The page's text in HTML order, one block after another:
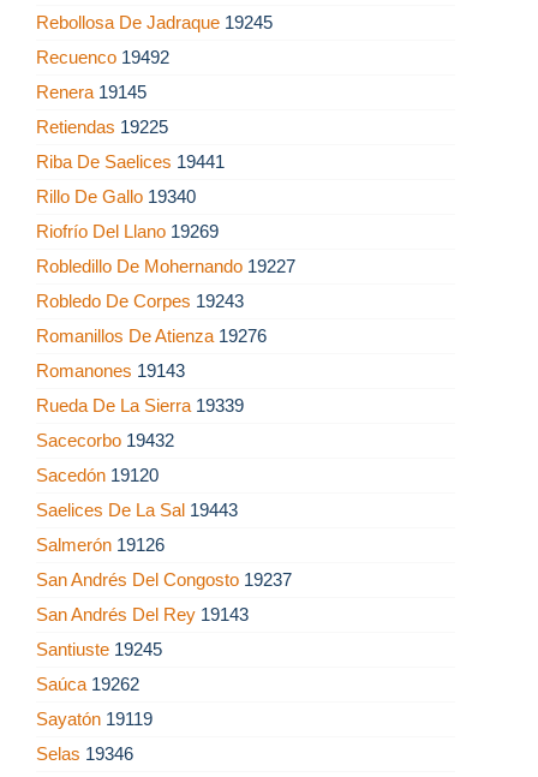
Rebollosa De Jadraque 19245
Recuenco 19492
Renera 19145
Retiendas 19225
Riba De Saelices 19441
Rillo De Gallo 19340
Riofrío Del Llano 19269
Robledillo De Mohernando 19227
Robledo De Corpes 19243
Romanillos De Atienza 19276
Romanones 19143
Rueda De La Sierra 19339
Sacecorbo 19432
Sacedón 19120
Saelices De La Sal 19443
Salmerón 19126
San Andrés Del Congosto 19237
San Andrés Del Rey 19143
Santiuste 19245
Saúca 19262
Sayatón 19119
Selas 19346